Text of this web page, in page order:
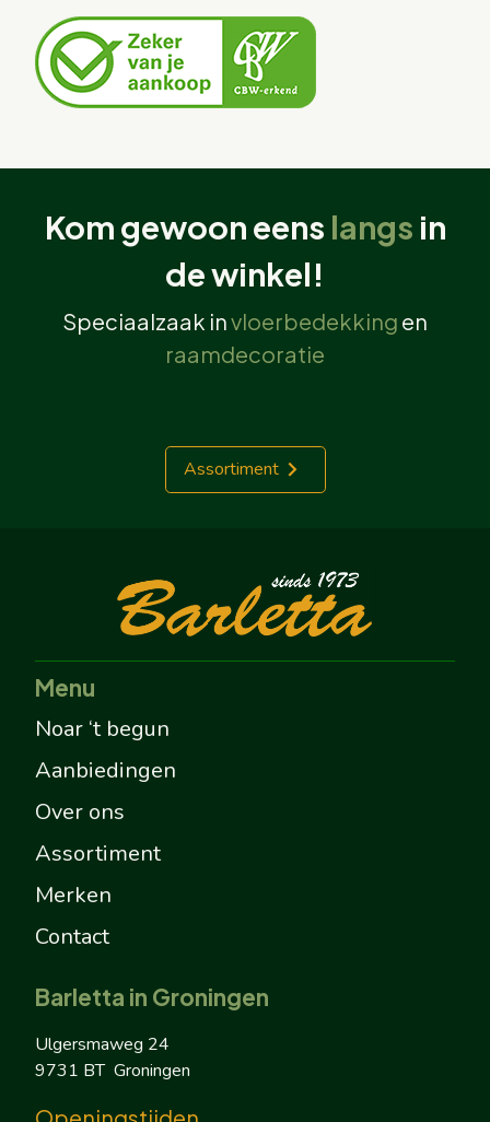
Kom gewoon eens langs in
de winkel!
Speciaalzaak invloerbedekking en
raamdecoratie
Assortiment
Menu
Noar ‘t begun
Aanbiedingen
Over ons
Assortiment
Merken
Contact
Barletta in Groningen
Ulgersmaweg 24
9731 BT Groningen